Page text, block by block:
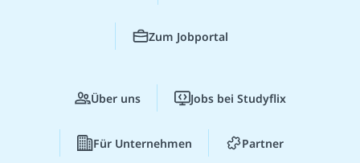
Zum Jobportal
Über uns Jobs bei Studyflix
Für Unternehmen Partner